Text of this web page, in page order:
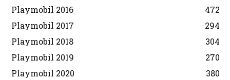
Playmobil 2016
472
Playmobil 2017
294
Playmobil 2018
304
Playmobil 2019
270
Playmobil 2020
380